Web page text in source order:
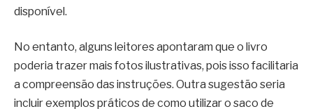
disponível.
No entanto, alguns leitores apontaram que o livro
poderia trazer mais fotos ilustrativas, pois isso facilitaria
a compreensão das instruções. Outra sugestão seria
incluir exemplos práticos de como utilizar o saco de